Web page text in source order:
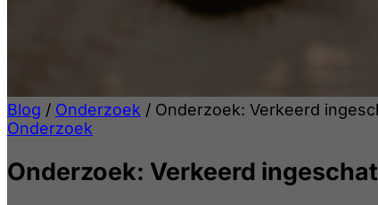
Blog / Onderzoek / Onderzoek: Verkeerd
Onderzoek
Onderzoek: Verkeerd